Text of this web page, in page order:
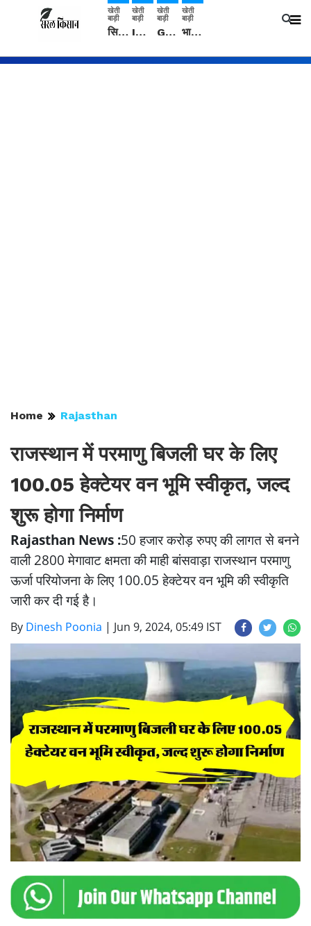
खेती
बाड़ी
सिरसा: कृषि विज्ञान केंद्र की बैठक में फसल बीमा विधि कारण व कृषि उद्यमिता बढ़ावा देने पर चर्चा
खेती
बाड़ी
IMD: राजस्थान में प्री-मानसून की सामान्य से 74% अधिक बारिश, दस्तक में देरी और मानसून कमजोर रहेगा
खेती
बाड़ी
Guar Ka Rate: ग्वार के भाव में हल्की बढ़ोतरी, बढ़ सकता है बुवाई का रकबा
खेती
बाड़ी
भारत में 29 मई से शुरु होगी प्री-मानसून बारिश, ECMWF विदेशी मौसम एजेंसी का पूर्वानुमान
Home Rajasthan
राजस्थान में परमाणु बिजली घर के लिए
100.05 हेक्टेयर वन भूमि स्वीकृत, जल्द
शुरू होगा निर्माण
Rajasthan News :50 हजार करोड़ रुपए की लागत से बनने
वाली 2800 मेगावाट क्षमता की माही बांसवाड़ा राजस्थान परमाणु
ऊर्जा परियोजना के लिए 100.05 हेक्टेयर वन भूमि की स्वीकृति
जारी कर दी गई है।
By Dinesh Poonia | Jun 9, 2024, 05:49 IST